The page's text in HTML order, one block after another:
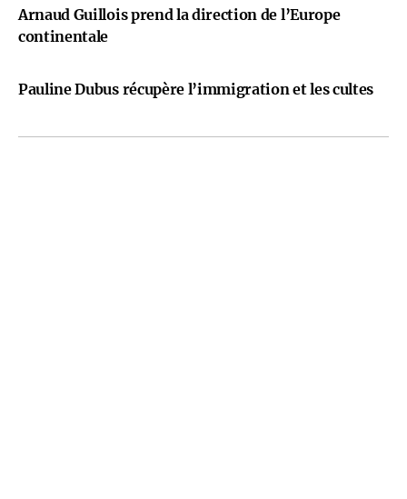
Arnaud Guillois prend la direction de l’Europe
continentale
Pauline Dubus récupère l’immigration et les cultes